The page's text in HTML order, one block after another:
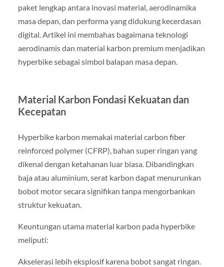
paket lengkap antara inovasi material, aerodinamika
masa depan, dan performa yang didukung kecerdasan
digital. Artikel ini membahas bagaimana teknologi
aerodinamis dan material karbon premium menjadikan
hyperbike sebagai simbol balapan masa depan.
Material Karbon Fondasi Kekuatan dan
Kecepatan
Hyperbike karbon memakai material carbon fiber
reinforced polymer (CFRP), bahan super ringan yang
dikenal dengan ketahanan luar biasa. Dibandingkan
baja atau aluminium, serat karbon dapat menurunkan
bobot motor secara signifikan tanpa mengorbankan
struktur kekuatan.
Keuntungan utama material karbon pada hyperbike
meliputi:
Akselerasi lebih eksplosif karena bobot sangat ringan.